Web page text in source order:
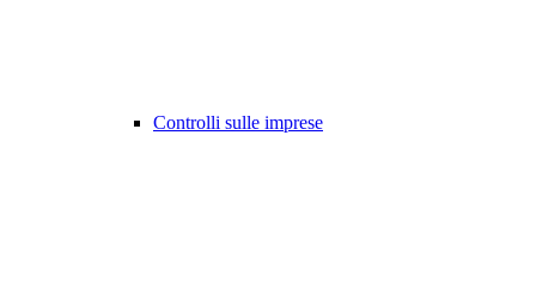
Controlli sulle imprese